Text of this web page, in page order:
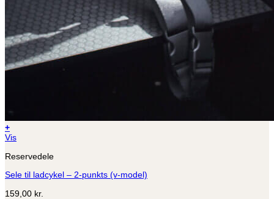
+
Vis
Reservedele
Sele til ladcykel – 2-punkts (v-model)
159,00 kr.